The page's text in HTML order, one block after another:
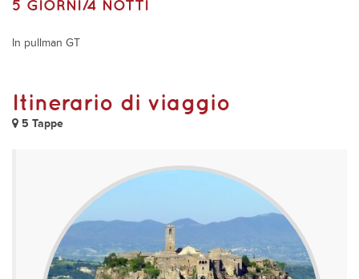
5 GIORNI/4 NOTTI
In pullman GT
Itinerario di viaggio
5 Tappe